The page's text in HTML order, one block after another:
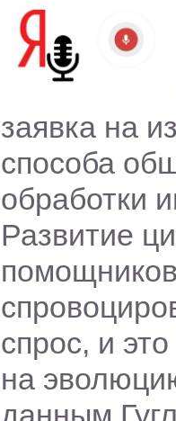
заявка на
способа
обработки
Развитие
помощников
спрос, и
на